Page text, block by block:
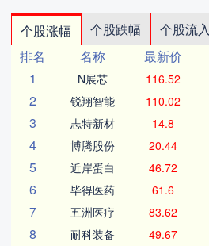
个股涨幅 个股跌幅 个股流入
排名
名称 最新价
1
N展芯 116.52
2 锐翔智能 110.02
3 志特新材 14.8
4 博腾股份 20.44
5 近岸蛋白 46.72
6 毕得医药 61.6
7 五洲医疗 83.62
8 耐科装备 49.67